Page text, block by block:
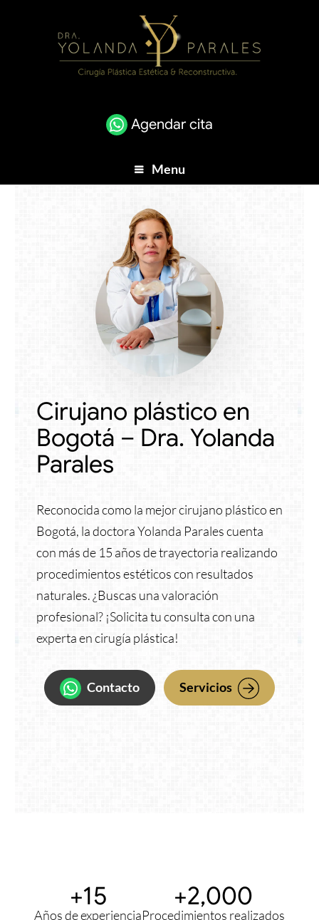
Agendar cita
Menu
Cirujano plástico en
Bogotá – Dra. Yolanda
Parales
Reconocida como la mejor cirujano plástico en
Bogotá, la doctora Yolanda Parales cuenta
con más de 15 años de trayectoria realizando
procedimientos estéticos con resultados
naturales. ¿Buscas una valoración
profesional? ¡Solicita tu consulta con una
experta en cirugía plástica!
Contacto Servicios
+15
Años de experiencia
+2,000
Procedimientos realizados